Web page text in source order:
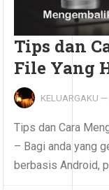
Tips dan
File Yang
KELUARGAKU —
Tips dan Cara
– Bagi anda yang
berbasis Android,